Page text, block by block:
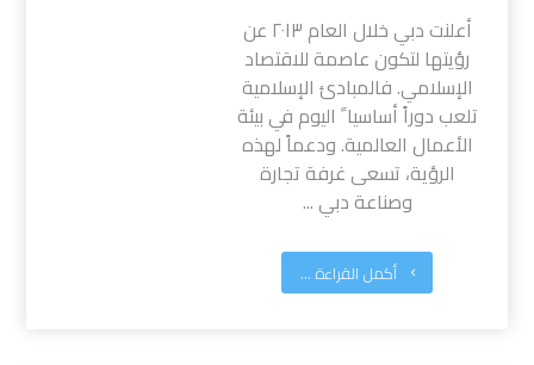
أعلنت دبي خلال العام ٢٠١٣ عن
رؤيتها لتكون عاصمة للاقتصاد
الإسلامي. فالمبادئ الإسلامية
تلعب دوراً أساسيا ً اليوم في بيئة
الأعمال العالمية. ودعماً لهذه
الرؤية، تسعى غرفة تجارة
وصناعة دبي ...
أكمل القراءة ...